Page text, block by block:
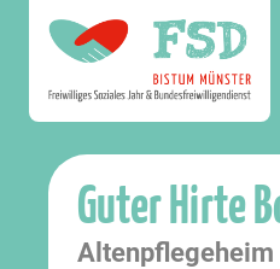
Guter Hirte
Altenpflegeheim